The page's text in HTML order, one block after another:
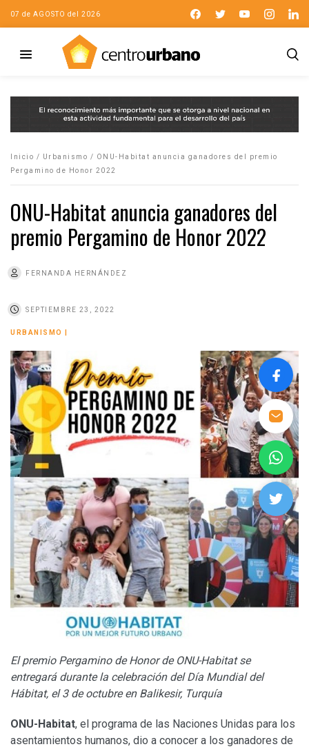
07 de AGOSTO del 2026
Inicio / Urbanismo / ONU-Habitat anuncia ganadores del premio
Pergamino de Honor 2022
ONU-Habitat anuncia ganadores del
premio Pergamino de Honor 2022
FERNANDA HERNÁNDEZ
SEPTIEMBRE 23, 2022
URBANISMO
El premio Pergamino de Honor de ONU-Habitat se
entregará durante la celebración del Día Mundial del
Hábitat, el 3 de octubre en Balikesir, Turquía
ONU-Habitat, el programa de las Naciones Unidas para los
asentamientos humanos, dio a conocer a los ganadores de